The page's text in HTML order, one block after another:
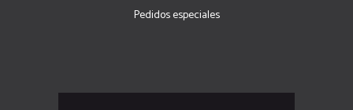
Pedidos especiales